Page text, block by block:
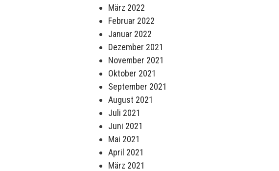
März 2022
Februar 2022
Januar 2022
Dezember 2021
November 2021
Oktober 2021
September 2021
August 2021
Juli 2021
Juni 2021
Mai 2021
April 2021
März 2021